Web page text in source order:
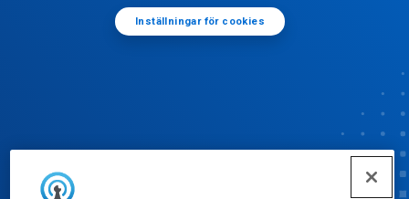
Inställningar för cookies